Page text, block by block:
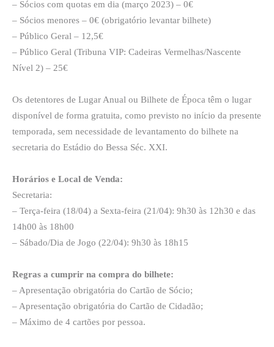
– Sócios com quotas em dia (março 2023) – 0€
– Sócios menores – 0€ (obrigatório levantar bilhete)
– Público Geral – 12,5€
– Público Geral (Tribuna VIP: Cadeiras Vermelhas/Nascente
Nível 2) – 25€
Os detentores de Lugar Anual ou Bilhete de Época têm o lugar
disponível de forma gratuita, como previsto no início da presente
temporada, sem necessidade de levantamento do bilhete na
secretaria do Estádio do Bessa Séc. XXI.
Horários e Local de Venda:
Secretaria:
– Terça-feira (18/04) a Sexta-feira (21/04): 9h30 às 12h30 e das
14h00 às 18h00
– Sábado/Dia de Jogo (22/04): 9h30 às 18h15
Regras a cumprir na compra do bilhete:
– Apresentação obrigatória do Cartão de Sócio;
– Apresentação obrigatória do Cartão de Cidadão;
– Máximo de 4 cartões por pessoa.